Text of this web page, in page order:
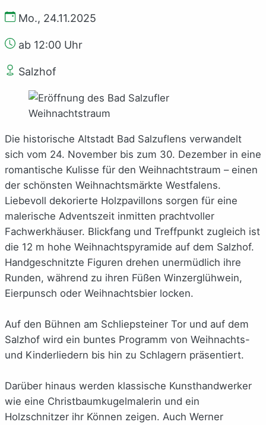
Mo., 24.11.2025
ab 12:00 Uhr
Salzhof
Die historische Altstadt Bad Salzuflens verwandelt
sich vom 24. November bis zum 30. Dezember in eine
romantische Kulisse für den Weihnachtstraum – einen
der schönsten Weihnachtsmärkte Westfalens.
Liebevoll dekorierte Holzpavillons sorgen für eine
malerische Adventszeit inmitten prachtvoller
Fachwerkhäuser. Blickfang und Treffpunkt zugleich ist
die 12 m hohe Weihnachtspyramide auf dem Salzhof.
Handgeschnitzte Figuren drehen unermüdlich ihre
Runden, während zu ihren Füßen Winzerglühwein,
Eierpunsch oder Weihnachtsbier locken.
Auf den Bühnen am Schliepsteiner Tor und auf dem
Salzhof wird ein buntes Programm von Weihnachts-
und Kinderliedern bis hin zu Schlagern präsentiert.
Darüber hinaus werden klassische Kunsthandwerker
wie eine Christbaumkugelmalerin und ein
Holzschnitzer ihr Können zeigen. Auch Werner